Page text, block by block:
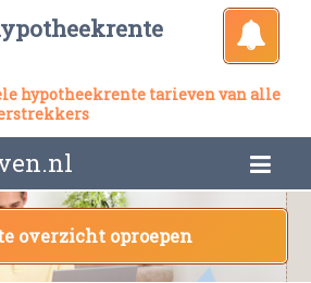
hypotheekrente tarieven van alle
overzicht oproepen